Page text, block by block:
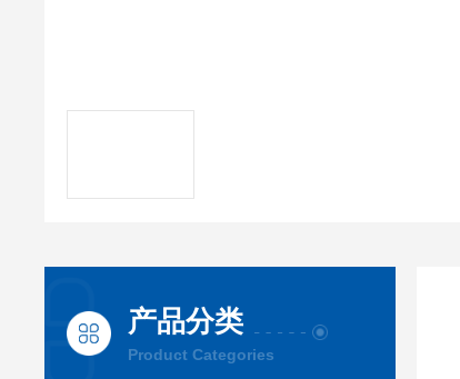
产品分类
Product Categories